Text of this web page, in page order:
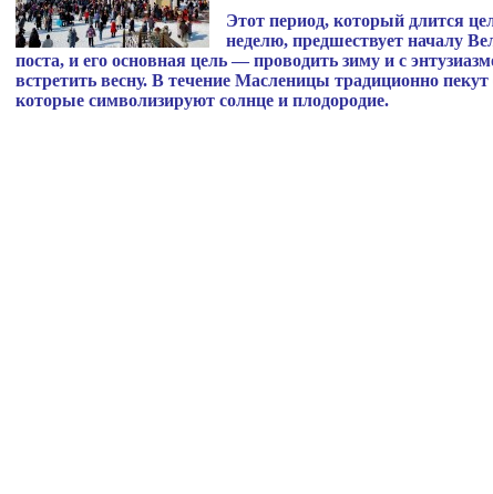
Этот период, который длится
неделю, предшествует началу
поста, и его основная цель — проводить зиму и с
встретить весну. В течение Масленицы традиционно
которые символизируют солнце и плодородие.